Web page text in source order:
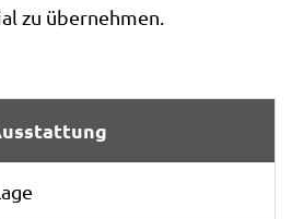
zu übernehmen.